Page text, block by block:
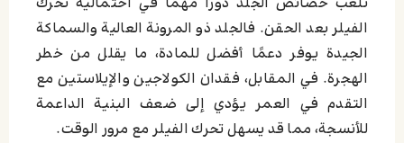
الفيلر بعد الحقن. فالجلد ذو المرونة العالية والسماكة
الجيدة يوفر دعمًا أفضل للمادة، ما يقلل من خطر
الهجرة. في المقابل، فقدان الكولاجين والإيلاستين مع
التقدم في العمر يؤدي إلى ضعف البنية الداعمة
للأنسجة، مما قد يسهل تحرك الفيلر مع مرور الوقت.